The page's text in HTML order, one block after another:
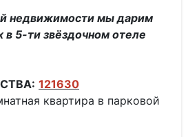
недвижимости мы дарим
в 5-ти звёздочном отеле
121630
квартира в парковой